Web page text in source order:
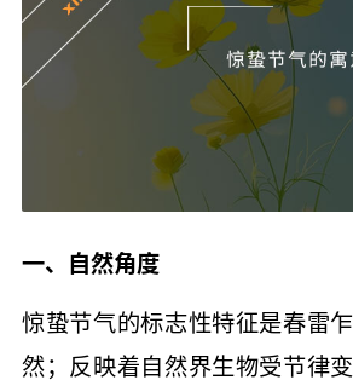
一、自然角度
惊蛰节气的标志性特征是春雷
然；反映着自然界生物受节律变